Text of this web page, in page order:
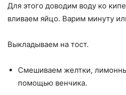
Для этого доводим воду ко
вливаем яйцо. Варим минуту
Выкладываем на тост.
Смешиваем желтки,
помощью венчика.